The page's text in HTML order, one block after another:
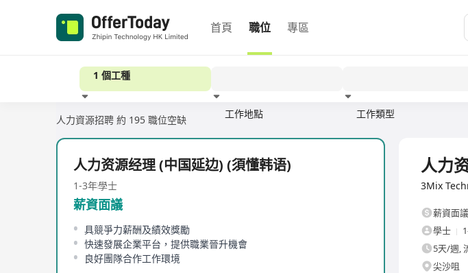
首頁 職位 專區
1 個工種
工作地點 工作類型
人力資源招聘 約 195 職位空缺
人力资源经理 (中国延边) (須懂韩语)
1-3年學士
薪資面議
具競爭力薪酬及績效獎勵
快速發展企業平台，提供職業晉升機會
良好團隊合作工作環境
人力
3Mix
薪資面議
學士
5天/週,
尖沙咀